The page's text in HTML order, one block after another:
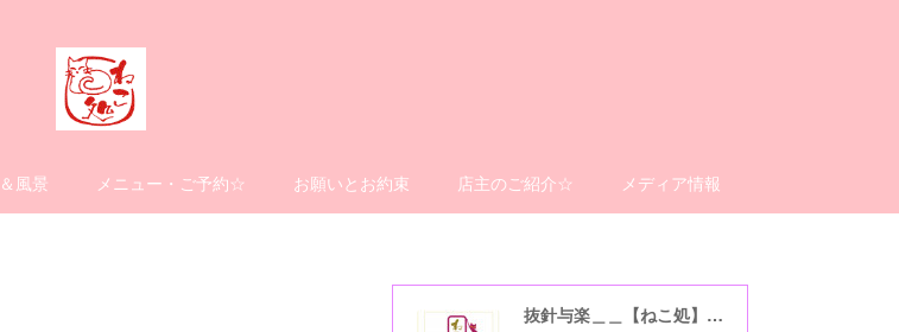
風景 メニュー・ご予約☆ お願いとお約束 店主のご紹介☆ メディア情報
抜針与楽＿＿【ねこ処】＿＿猫楽ゼーションHome☆